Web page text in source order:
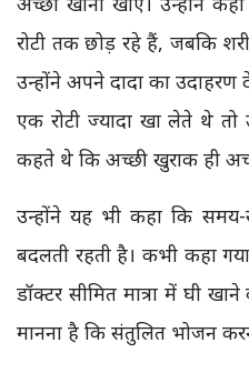
रोटी तक छोड़ रहे हैं, जबकि
उन्होंने अपने दादा का
एक रोटी ज्यादा खा लेते थे
कहते थे कि अच्छी खुराक ही
उन्होंने यह भी कहा कि
बदलती रहती है। कभी कहा
डॉक्टर सीमित मात्रा में घी
मानना है कि संतुलित भोजन